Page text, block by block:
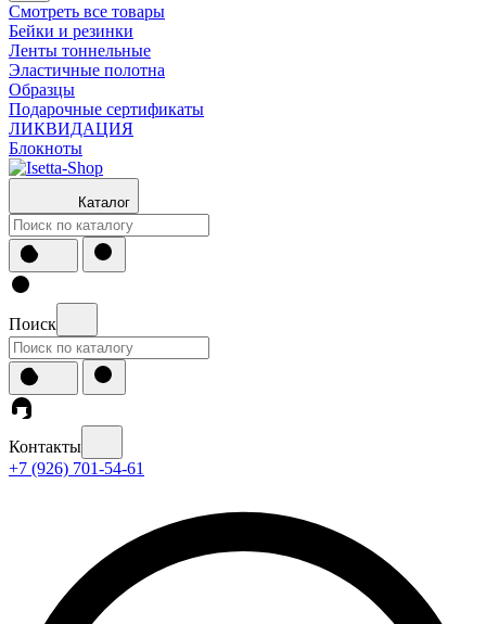
Смотреть все товары
Бейки и резинки
Ленты тоннельные
Эластичные полотна
Образцы
Подарочные сертификаты
ЛИКВИДАЦИЯ
Блокноты
Каталог
Поиск
Контакты
+7 (926) 701-54-61